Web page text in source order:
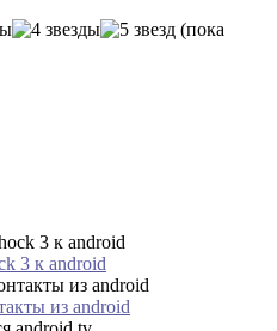
(пока
3 к android
из android